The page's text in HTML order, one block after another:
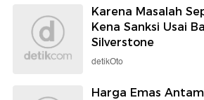
Karena Masalah
Kena Sanksi Usai
Silverstone
detikOto
Harga Emas